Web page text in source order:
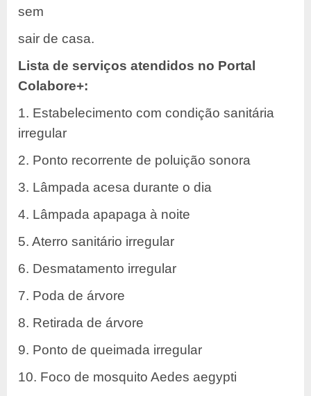
sem
sair de casa.
Lista de serviços atendidos no Portal
Colabore+:
1. Estabelecimento com condição sanitária
irregular
2. Ponto recorrente de poluição sonora
3. Lâmpada acesa durante o dia
4. Lâmpada apapaga à noite
5. Aterro sanitário irregular
6. Desmatamento irregular
7. Poda de árvore
8. Retirada de árvore
9. Ponto de queimada irregular
10. Foco de mosquito Aedes aegypti